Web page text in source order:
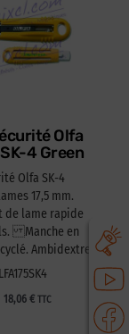
Olfa
4 Green
Olfa SK-4
17,5 mm.
de lame rapide
Manche en
Ambidextre.
18,06 € TTC